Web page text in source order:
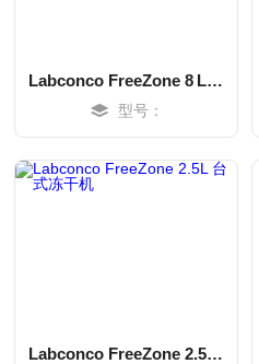
Labconco FreeZone 8 L 台式冻干机
型号：
Labconco FreeZone 2.5L 台式冻干机